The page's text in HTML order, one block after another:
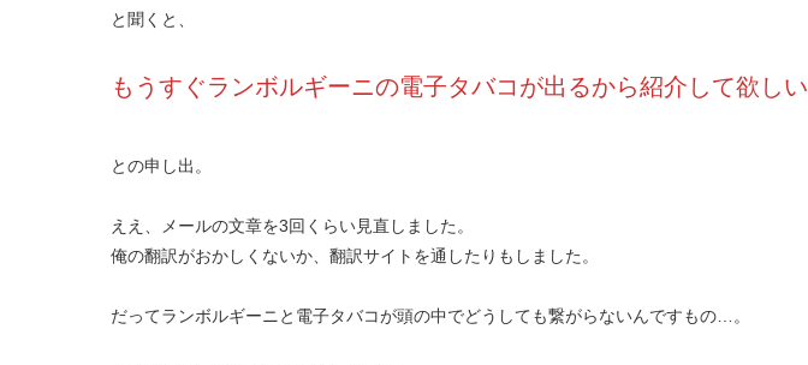
と聞くと、
もうすぐランボルギーニの電子タバコが出るから紹介して欲しい
との申し出。
ええ、メールの文章を3回くらい見直しました。
俺の翻訳がおかしくないか、翻訳サイトを通したりもしました。
だってランボルギーニと電子タバコが頭の中でどうしても繋がらないんですもの…。